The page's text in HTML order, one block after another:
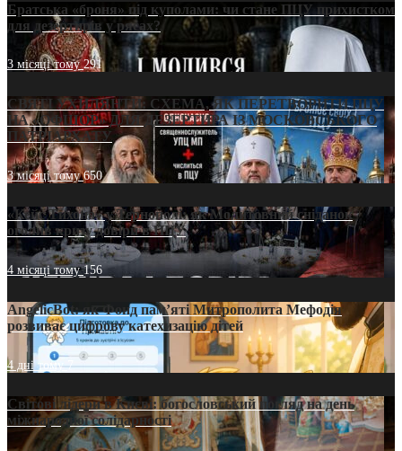
Братська «броня» під куполами: чи стане ПЦУ прихистком
для дезертирів у рясах?
3 місяці тому291
СВЯТІ УХИЛЯНТИ: СХЕМА, ЯК ПЕРЕТВОРИТИ ПЦУ
НА «ОФШОР» ДЛЯ ДЕЗЕРТИРА ІЗ МОСКОВСЬКОГО
ПАТРІАРХАТУ
3 місяці тому650
«Кейс Тихона» у Тернополі: як Молитовний сніданок
оголив кризу довіри в ПЦУ
4 місяці тому156
AngelicBot: як Фонд пам’яті Митрополита Мефодія
розвиває цифрову катехизацію дітей
4 дні тому7
Світові лідери в Києві: богословський погляд на день
міжнародної солідарності